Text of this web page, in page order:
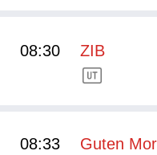
08:30 ZIB
08:33 Guten